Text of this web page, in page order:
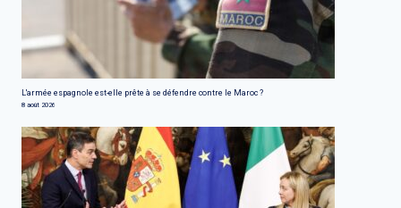
L'armée espagnole est-elle prête à se défendre contre le Maroc ?
8 août 2026